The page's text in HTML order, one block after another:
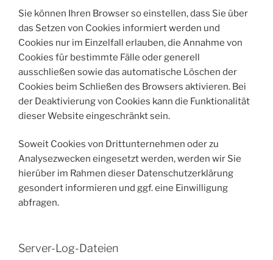
Sie können Ihren Browser so einstellen, dass Sie über
das Setzen von Cookies informiert werden und
Cookies nur im Einzelfall erlauben, die Annahme von
Cookies für bestimmte Fälle oder generell
ausschließen sowie das automatische Löschen der
Cookies beim Schließen des Browsers aktivieren. Bei
der Deaktivierung von Cookies kann die Funktionalität
dieser Website eingeschränkt sein.
Soweit Cookies von Drittunternehmen oder zu
Analysezwecken eingesetzt werden, werden wir Sie
hierüber im Rahmen dieser Datenschutzerklärung
gesondert informieren und ggf. eine Einwilligung
abfragen.
Server-Log-Dateien